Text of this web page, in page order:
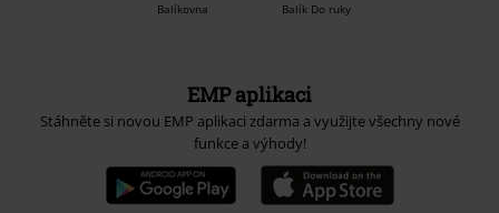
Balíkovna Balík Do ruky
EMP aplikaci
Stáhněte si novou EMP aplikaci zdarma a využijte všechny nové
funkce a výhody!